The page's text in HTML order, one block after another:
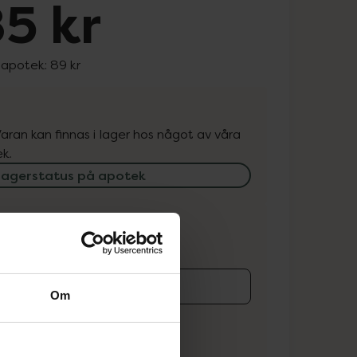
Om
kr
apotek: 89 kr
kan finnas i lager hos något av våra
på apotek
i lager online